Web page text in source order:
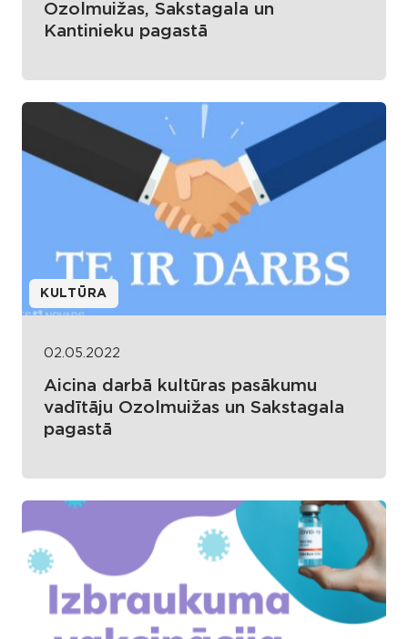
Ozolmuižas, Sakstagala un
Kantinieku pagastā
KULTŪRA
02.05.2022
Aicina darbā kultūras pasākumu
vadītāju Ozolmuižas un Sakstagala
pagastā